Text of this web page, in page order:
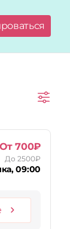
От 700₽
До 2500₽
09:00